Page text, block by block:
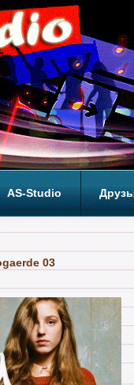
AS-Studio
03